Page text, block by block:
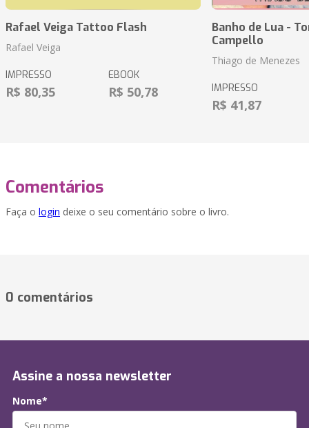
Rafael Veiga Tattoo Flash
Rafael Veiga
IMPRESSO
R$ 80,35
EBOOK
R$ 50,78
Banho de Lua -
Campello
Thiago de Menezes
IMPRESSO
R$ 41,87
Comentários
Faça o login deixe o seu comentário sobre o livro.
0 comentários
Assine a nossa newsletter
Nome*